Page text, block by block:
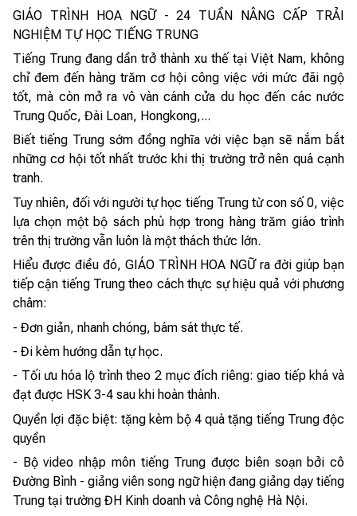
GIÁO TRÌNH HOA NGỮ - 24 TUẦN NÂNG CẤP TRẢI
NGHIỆM TỰ HỌC TIẾNG TRUNG
Tiếng Trung đang dần trở thành xu thế tại Việt Nam, không
chỉ đem đến hàng trăm cơ hội công việc với mức đãi ngộ
tốt, mà còn mở ra vô vàn cánh cửa du học đến các nước
Trung Quốc, Đài Loan, Hongkong,...
Biết tiếng Trung sớm đồng nghĩa với việc bạn sẽ nắm bắt
những cơ hội tốt nhất trước khi thị trường trở nên quá cạnh
tranh.
Tuy nhiên, đối với người tự học tiếng Trung từ con số 0, việc
lựa chọn một bộ sách phù hợp trong hàng trăm giáo trình
trên thị trường vẫn luôn là một thách thức lớn.
Hiểu được điều đó, GIÁO TRÌNH HOA NGỮ ra đời giúp bạn
tiếp cận tiếng Trung theo cách thực sự hiệu quả với phương
châm:
- Đơn giản, nhanh chóng, bám sát thực tế.
- Đi kèm hướng dẫn tự học.
- Tối ưu hóa lộ trình theo 2 mục đích riêng: giao tiếp khá và
đạt được HSK 3-4 sau khi hoàn thành.
Quyền lợi đặc biệt: tặng kèm bộ 4 quà tặng tiếng Trung độc
quyền
- Bộ video nhập môn tiếng Trung được biên soạn bởi cô
Đường Bình - giảng viên song ngữ hiện đang giảng dạy tiếng
Trung tại trường ĐH Kinh doanh và Công nghệ Hà Nội.